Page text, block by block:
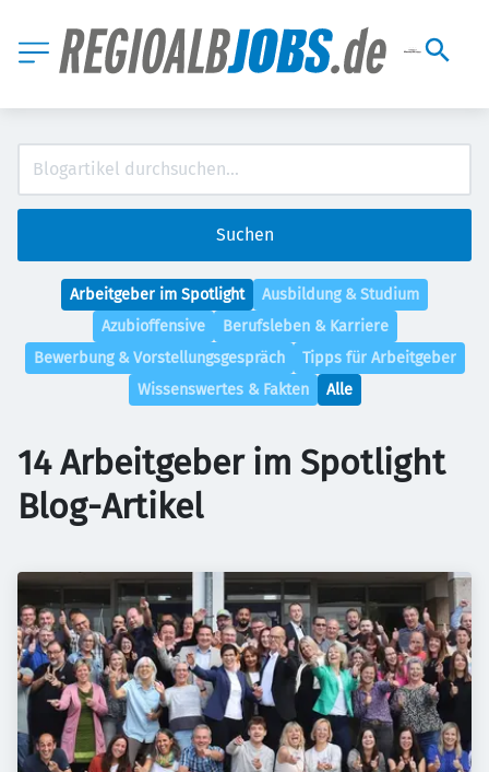
Suchen
Arbeitgeber im Spotlight
Ausbildung & Studium
Azubioffensive
Berufsleben & Karriere
Bewerbung & Vorstellungsgespräch
Tipps für Arbeitgeber
Wissenswertes & Fakten
Alle
14 Arbeitgeber im Spotlight
Blog-Artikel